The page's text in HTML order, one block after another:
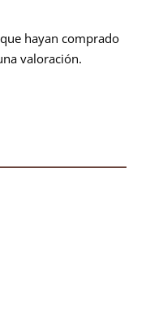
hayan comprado
valoración.